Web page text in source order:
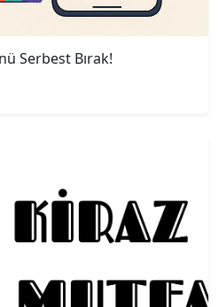
Serbest Bırak!